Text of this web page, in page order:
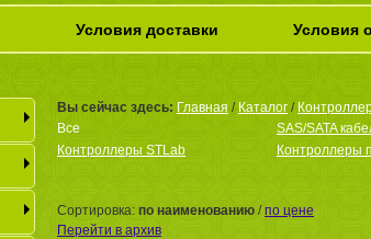
Условия доставки Условия
Вы сейчас здесь: Главная / Каталог /
Все
SAS/SATA
Контроллеры STLab
Контроллеры
Сортировка: по наименованию /по цене
Перейти в архив